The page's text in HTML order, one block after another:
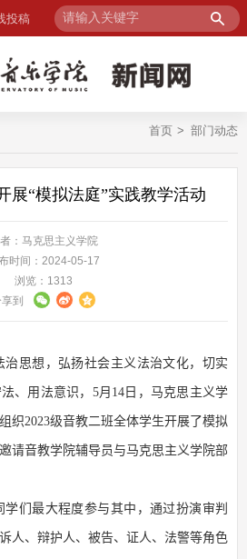
投稿
首页 部门动态
展“模拟法庭”实践教学活动
：马克思主义学院
时间：2024-05-17
浏览： 1313
到
治思想，弘扬社会主义法治文化，切实
、用法意识， 5月 14 日，马克思主义学
织2023级音教二班全体学生开展了模拟
请音教学院辅导员与马克思主义学院部
们最大程度参与其中，通过扮演审判
人、辩护人、被告、证人、法警等角色